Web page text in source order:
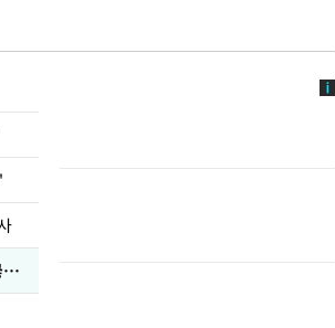
전현무 "전 연인 집착·통제에 친구들과 연락 끊겨"